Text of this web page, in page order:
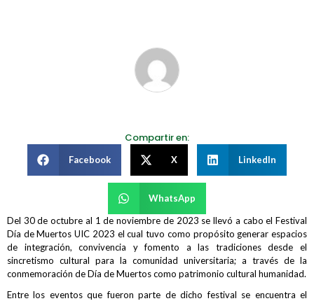
Compartir en:
Facebook X LinkedIn
WhatsApp
Del 30 de octubre al 1 de noviembre de 2023 se llevó a cabo el Festival
Día de Muertos UIC 2023 el cual tuvo como propósito generar espacios
de integración, convivencia y fomento a las tradiciones desde el
sincretismo cultural para la comunidad universitaria; a través de la
conmemoración de Día de Muertos como patrimonio cultural humanidad.
Entre los eventos que fueron parte de dicho festival se encuentra el